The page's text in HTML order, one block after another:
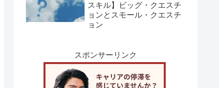
スキル】ビッグ・クエスチ
ョンとスモール・クエスチ
ョン
スポンサーリンク